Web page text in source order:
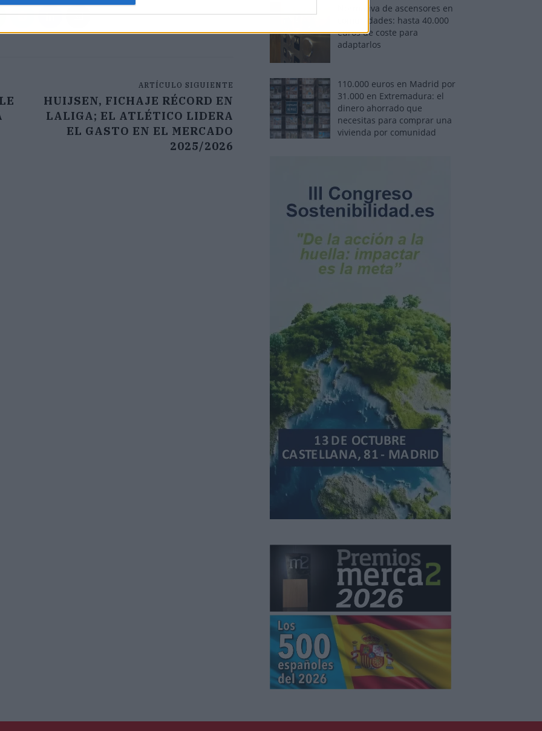
ARTÍCULO SIGUIENTE
HUIJSEN, FICHAJE RÉCORD EN
LALIGA; EL ATLÉTICO LIDERA
EL GASTO EN EL MERCADO
2025/2026
Normativa de ascensores en
comunidades: hasta 40.000
euros de coste para
adaptarlos
110.000 euros en Madrid por
31.000 en Extremadura: el
dinero ahorrado que
necesitas para comprar una
vivienda por comunidad